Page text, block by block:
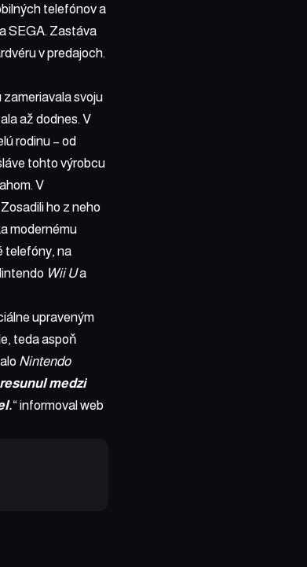
telefónov a
SEGA. Zastáva
v predajoch.
svoju
až dodnes. V
rodinu – od
tohto výrobcu
V
ho z neho
modernému
telefóny, na
Wii Ua
upraveným
teda aspoň
Nintendo
medzi
“ informoval web